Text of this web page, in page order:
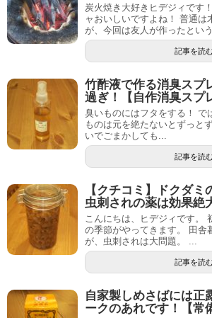
炭火焼き大好きヒデジィです
ャおいしいですよね！ 普通は
が、今回は友人が作ったとい
記事を読
竹酢液で作る消臭スプ
過ぎ！【自作消臭スプ
臭いものにはフタをする！ で
ものは元を絶たないとずっと
いでごまかしても...
記事を読
【クチコミ】ドクダミ
虫刺されの薬は効果絶
こんにちは、ヒデジィです。
の季節がやってきます。 田舎
が、虫刺されは大問題。 ...
記事を読
自家製しめさばには正
ークのあれです！【常